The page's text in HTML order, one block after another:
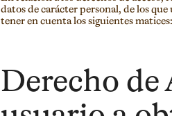
datos de carácter personal, de los
tener en cuenta los siguientes matices:
Derecho de